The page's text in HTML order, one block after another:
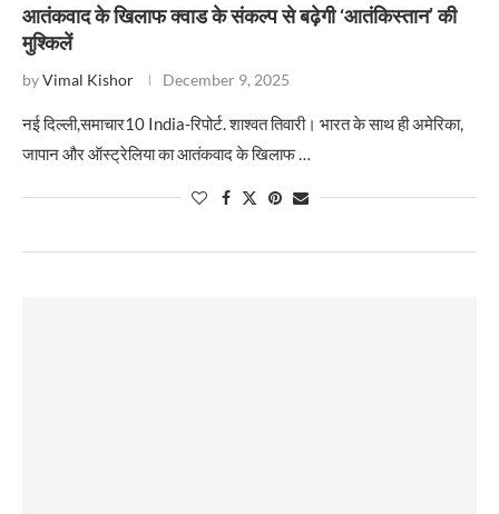
आतंकवाद के खिलाफ क्वाड के संकल्प से बढ़ेगी ‘आतंकिस्तान’ की
मुश्किलें
byVimal Kishor December 9, 2025
नई दिल्ली,समाचार10 India-रिपोर्ट. शाश्वत तिवारी। भारत के साथ ही अमेरिका,
जापान और ऑस्ट्रेलिया का आतंकवाद के खिलाफ …